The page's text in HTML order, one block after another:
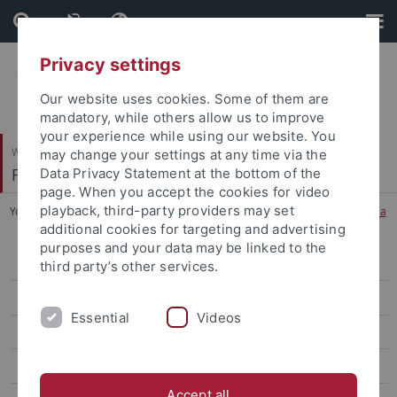
Skip
to
content
Skip
to
footer
Wirtschafts- und Sozialwissenschaftliche Fakultät
Fachbereich Wirtschaftswissenschaft
You are here: Startseite ... M.Sc. European Management con Pavia
Bachelor
M.Sc. Accounting and Finance
Privacy settings
Our website uses cookies. Some of them are
mandatory, while others allow us to improve
your experience while using our website. You
may change your settings at any time via the
Data Privacy Statement at the bottom of the
page. When you accept the cookies for video
playback, third-party providers may set
additional cookies for targeting and advertising
purposes and your data may be linked to the
third party’s other services.
Essential Videos